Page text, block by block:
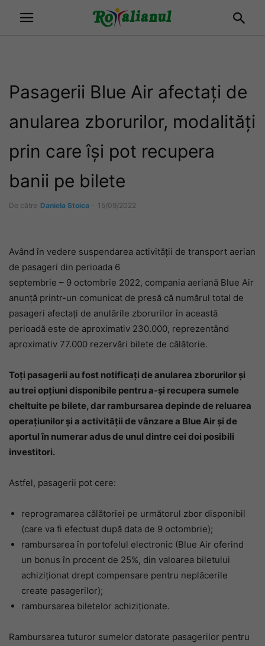
Pasagerii Blue Air afectați de
anularea zborurilor, modalități
prin care își pot recupera
banii pe bilete
De către Daniela Stoica - 15/09/2022
Având în vedere suspendarea activității de transport aerian
de pasageri din perioada 6
septembrie – 9 octombrie 2022, compania aeriană Blue Air
anunță printr-un comunicat de presă că numărul total de
pasageri afectați de anulările zborurilor în această
perioadă este de aproximativ 230.000, reprezentând
aproximativ 77.000 rezervări bilete de călătorie.
Toți pasagerii au fost notificați de anularea zborurilor și
au trei opțiuni disponibile pentru a-și recupera sumele
cheltuite pe bilete, dar rambursarea depinde de reluarea
operațiunilor și a activității de vânzare a Blue Air și de
aportul în numerar adus de unul dintre cei doi posibili
investitori.
Astfel, pasagerii pot cere:
reprogramarea călătoriei pe următorul zbor disponibil
(care va fi efectuat după data de 9 octombrie);
rambursarea în portofelul electronic (Blue Air oferind
un bonus în procent de 25%, din valoarea biletului
achiziționat drept compensare pentru neplăcerile
create pasagerilor);
rambursarea biletelor achiziționate.
Rambursarea tuturor sumelor datorate pasagerilor pentru